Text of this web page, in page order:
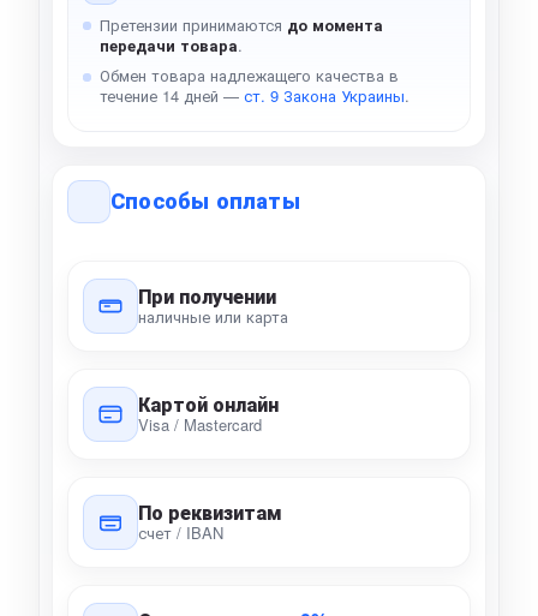
Претензии принимаются до момента
передачи товара.
Обмен товара надлежащего качества в
течение 14 дней — ст. 9 Закона Украины.
Способы оплаты
При получении
наличные или карта
Картой онлайн
Visa / Mastercard
По реквизитам
счет / IBAN